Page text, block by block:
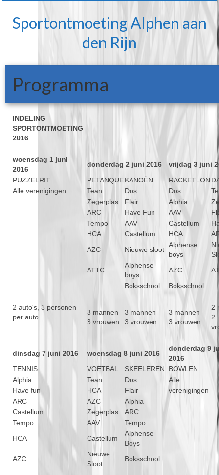
Sportontmoeting Alphen aan
den Rijn
Programma
INDELING
SPORTONTMOETING
2016
woensdag 1 juni
2016
donderdag 2 juni 2016
vrijdag 3 juni
PUZZELRIT
PETANQUEKANOËN RACKETLON
Alle verenigingen
Tean Dos Dos
Zegerplas
Flair Alphia
ARC
Have Fun AAV
Tempo
AAV Castellum
HCA
Castellum HCA
AZC
Nieuwe sloot
Alphense
boys
ATTC
Alphense
boys
AZC
Boksschool
Boksschool
2 auto's, 3 personen
per auto
3 mannen
3 vrouwen
3 mannen
3 vrouwen
3 mannen
3 vrouwen
2
2
dinsdag 7 juni 2016 woensdag 8 juni 2016
donderdag 9
2016
TENNIS
VOETBAL SKEELEREN
BOWLEN
Alphia
Tean Dos
Alle
Have fun
HCA Flair
verenigingen
ARC
AZC
Alphia
Castellum
Zegerplas
ARC
Tempo
AAV
Tempo
HCA
Castellum
Alphense
Boys
AZC
Nieuwe
Sloot
Boksschool